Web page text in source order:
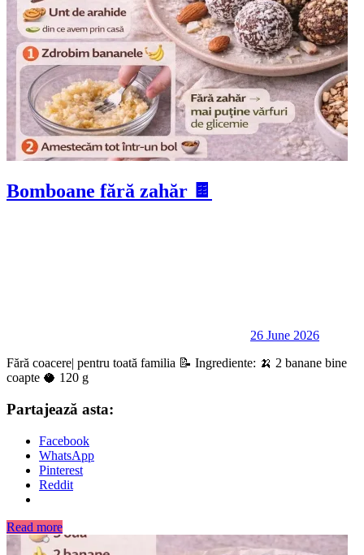
Bomboane fără zahăr 🍫
26 June 2026
Fără coacere| pentru toată familia 📝 Ingrediente: 🍌 2 banane bine
coapte 🥥 120 g
Partajează asta:
Facebook
WhatsApp
Pinterest
Reddit
Read more